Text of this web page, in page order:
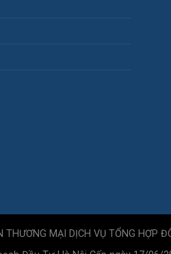
MẠI DỊCH VỤ TỔNG HỢP